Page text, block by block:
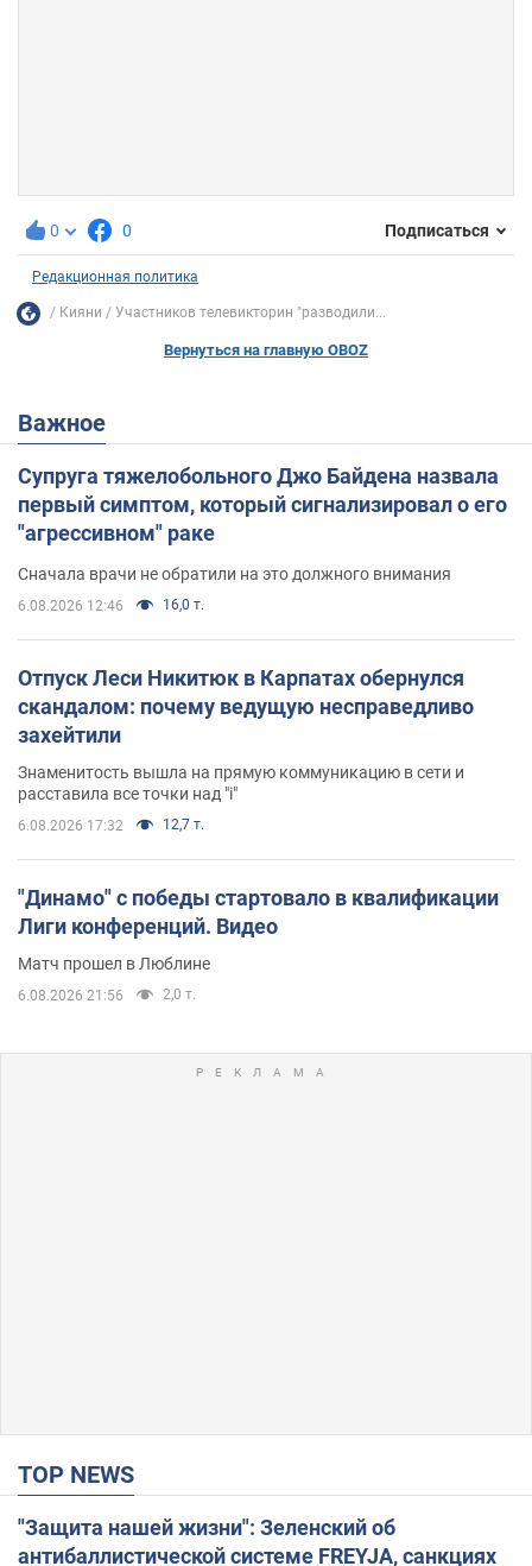
0 0 Подписаться
Редакционная политика
Кияни Участников телевикторин "разводили...
Вернуться на главную OBOZ
Важное
Супруга тяжелобольного Джо Байдена назвала
первый симптом, который сигнализировал о его
"агрессивном" раке
Сначала врачи не обратили на это должного внимания
6.08.2026 12:46 16,0 т.
Отпуск Леси Никитюк в Карпатах обернулся
скандалом: почему ведущую несправедливо
захейтили
Знаменитость вышла на прямую коммуникацию в сети и
расставила все точки над "i"
6.08.2026 17:32 12,7 т.
"Динамо" с победы стартовало в квалификации
Лиги конференций. Видео
Матч прошел в Люблине
6.08.2026 21:56 2,0 т.
TOP NEWS
"Защита нашей жизни": Зеленский об
антибаллистической системе FREYJA, санкциях